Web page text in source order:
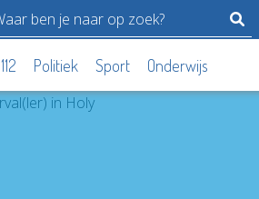
112 Politiek Sport Onderwijs